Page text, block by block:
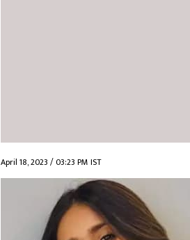
April 18, 2023 / 03:23 PM IST